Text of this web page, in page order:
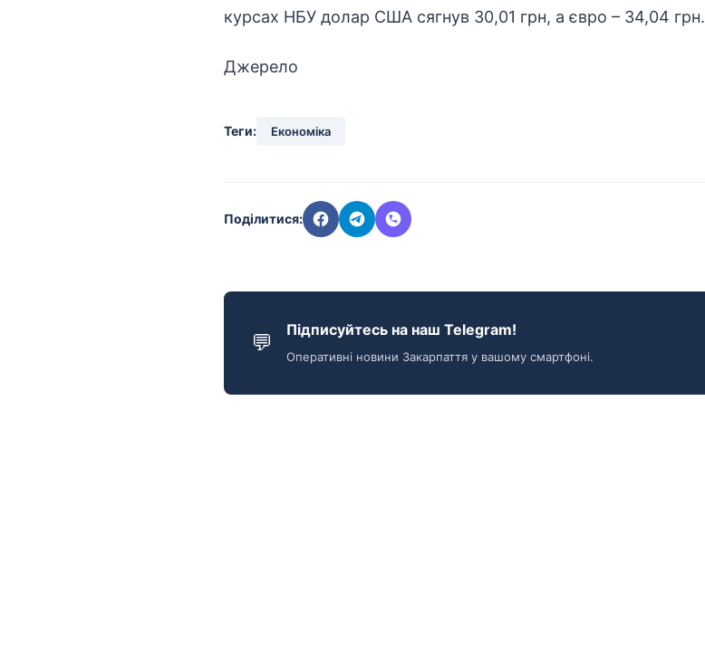
курсах НБУ долар США сягнув 30,01 грн, а євро – 34,04 грн.
Джерело
Теги: Економіка
Поділитися:
💬 Підписуйтесь на наш Telegram!
Оперативні новини Закарпаття у вашому смартфоні.